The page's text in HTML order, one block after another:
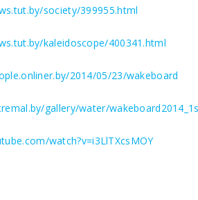
society/399955.html
kaleidoscope/400341.html
2014/05/23/wakeboard
gallery/water/
watch?v=i3LlTXcsMOY